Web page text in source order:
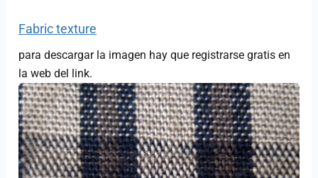
Fabric texture
para descargar la imagen hay que registrarse gratis en
la web del link.